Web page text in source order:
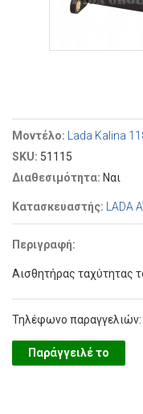
Μοντέλο:
Lada Kalina
SKU: 51115
Διαθεσιμότητα: Ναι
Κατασκευαστής: LADA
Περιγραφή:
Αισθητήρας ταχύτητας
Τηλέφωνο παραγγελιών:
Παράγγειλέ το